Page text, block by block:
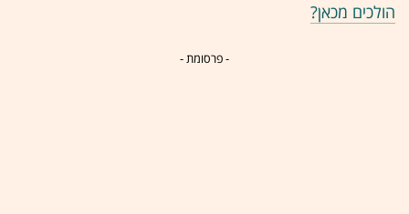
הולכים מכאן?
- פרסומת -